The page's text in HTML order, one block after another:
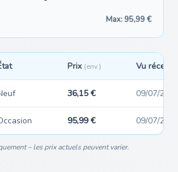
Max: 95,99 €
Prix (env.) Vu
36,15 € 09/07/2026
95,99 € 09/07/2026
– les prix actuels peuvent varier.